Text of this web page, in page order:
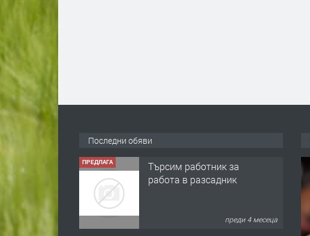
Последни обяви
ПРЕДЛАГА
Търсим работник за
работа в разсадник
преди 4 месеца